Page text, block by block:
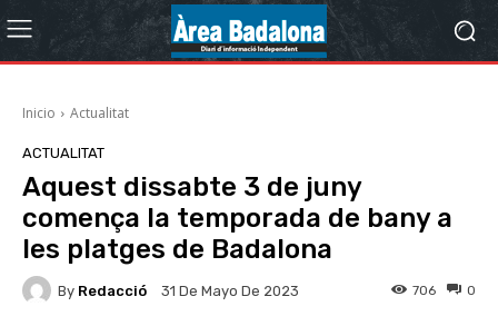
Inicio Actualitat
ACTUALITAT
Aquest dissabte 3 de juny
comença la temporada de bany a
les platges de Badalona
By Redacció 31 De Mayo De 2023 0
706